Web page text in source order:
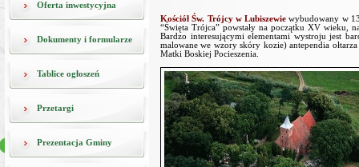
Oferta inwestycyjna
Dokumenty i formularze
Tablice ogłoszeń
Przetargi
Prezentacja Gminy
Kościół Św. Trójcy w Lubiszewie wybudowany w
“Święta Trójca” powstały na początku XV wieku,
Bardzo interesującymi elementami wystroju jest
malowane we wzory skóry kozie) antependia
Matki Boskiej Pocieszenia.